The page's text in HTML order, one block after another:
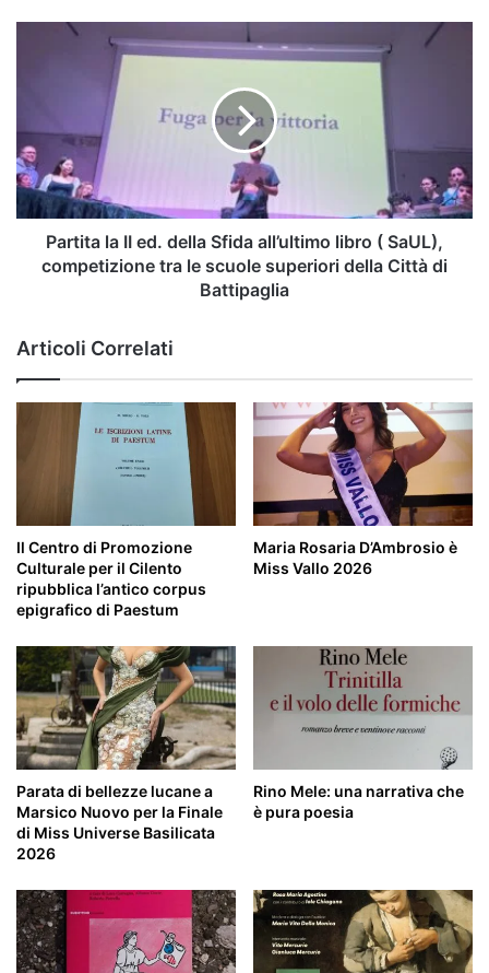
Sfida
all’ultimo
libro
(
SaUL),
competizione
superiori
della
Città
di
Battipaglia
Partita la II ed. della Sfida all’ultimo libro ( SaUL),
competizione tra le scuole superiori della Città di
Battipaglia
Articoli Correlati
Il Centro di Promozione
Culturale per il Cilento
ripubblica l’antico corpus
epigrafico di Paestum
Maria Rosaria D’Ambrosio è
Miss Vallo 2026
Parata di bellezze lucane a
Marsico Nuovo per la Finale
di Miss Universe Basilicata
2026
Rino Mele: una narrativa che
è pura poesia